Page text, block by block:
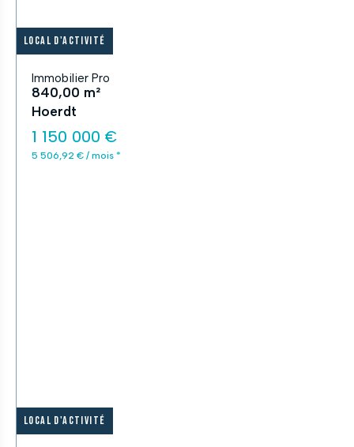
Local d'activité
Immobilier Pro
840,00 m²
Hoerdt
1 150 000 €
5 506,92 € / mois *
Local d'activité